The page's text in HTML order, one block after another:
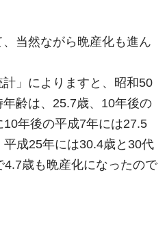
当然ながら晩産化も進ん
」によりますと、昭和50
齢は、25.7歳、10年後の
年後の平成7年には27.5
成25年には30.4歳と30代
歳も晩産化になったので